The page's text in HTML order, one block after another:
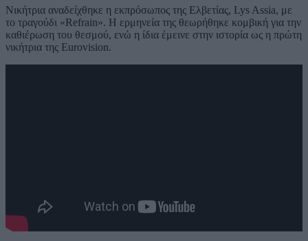
Νικήτρια αναδείχθηκε η εκπρόσωπος της Ελβετίας, Lys Assia, με
το τραγούδι «Refrain». Η ερμηνεία της θεωρήθηκε κομβική για την
καθιέρωση του θεσμού, ενώ η ίδια έμεινε στην ιστορία ως η πρώτη
νικήτρια της Eurovision.